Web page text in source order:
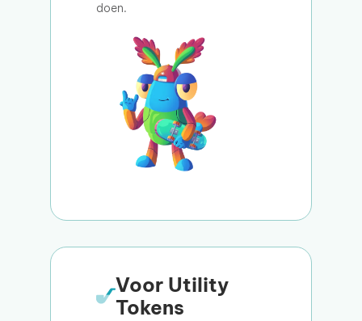
doen.
Voor Utility
Tokens